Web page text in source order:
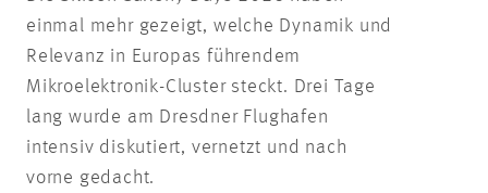
einmal mehr gezeigt, welche Dynamik und
Relevanz in Europas führendem
Mikroelektronik-Cluster steckt. Drei Tage
lang wurde am Dresdner Flughafen
intensiv diskutiert, vernetzt und nach
vorne gedacht.